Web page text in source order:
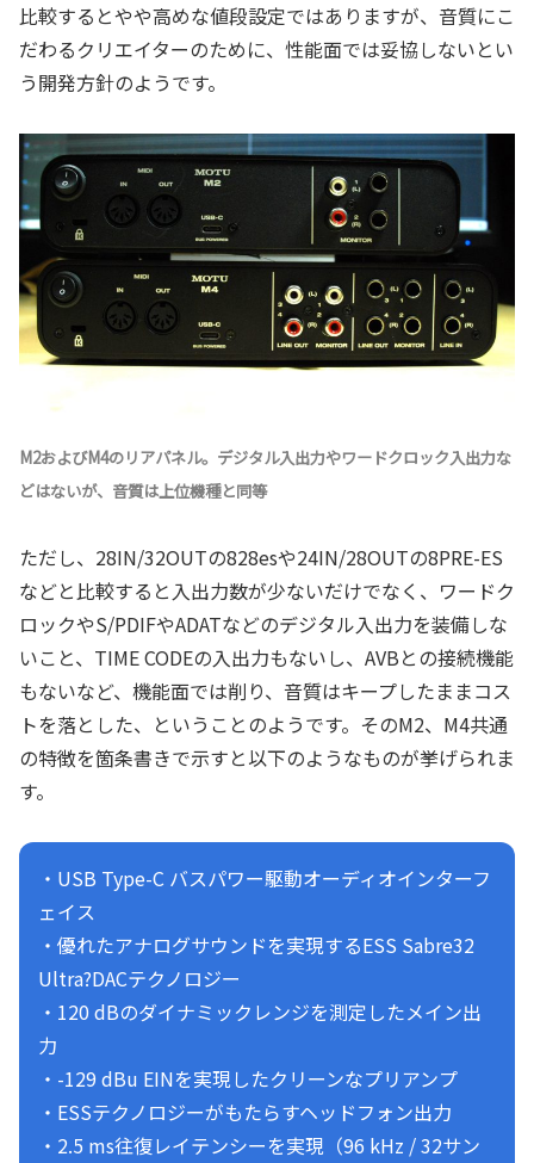
比較するとやや高めな値段設定ではありますが、音質にこ
だわるクリエイターのために、性能面では妥協しないとい
う開発方針のようです。
M2およびM4のリアパネル。デジタル入出力やワードクロック入出力な
どはないが、音質は上位機種と同等
ただし、28IN/32OUTの828esや24IN/28OUTの8PRE-ES
などと比較すると入出力数が少ないだけでなく、ワードク
ロックやS/PDIFやADATなどのデジタル入出力を装備しな
いこと、TIME CODEの入出力もないし、AVBとの接続機能
もないなど、機能面では削り、音質はキープしたままコス
トを落とした、ということのようです。そのM2、M4共通
の特徴を箇条書きで示すと以下のようなものが挙げられま
す。
・USB Type-C バスパワー駆動オーディオインターフ
ェイス
・優れたアナログサウンドを実現するESS Sabre32
Ultra?DACテクノロジー
・120 dBのダイナミックレンジを測定したメイン出
力
・-129 dBu EINを実現したクリーンなプリアンプ
・ESSテクノロジーがもたらすヘッドフォン出力
・2.5 ms往復レイテンシーを実現（96 kHz / 32サン